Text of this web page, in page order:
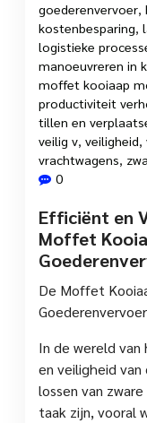
goederenvervoer,
kostenbesparing,
logistieke
manoeuvreren in
moffet kooiaap
productiviteit
tillen en
veilig v, veiligheid,
vrachtwagens,
0
Efficiënt en
Moffet
De Moffet
Goederenvervoer
In de wereld
en veiligheid van
lossen van
taak zijn, vooral